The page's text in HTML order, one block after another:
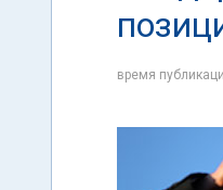
время